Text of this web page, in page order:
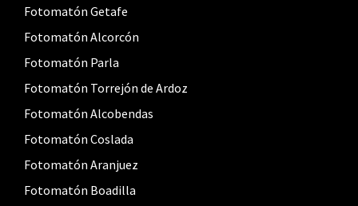
Fotomatón Getafe
Fotomatón Alcorcón
Fotomatón Parla
Fotomatón Torrejón de Ardoz
Fotomatón Alcobendas
Fotomatón Coslada
Fotomatón Aranjuez
Fotomatón Boadilla